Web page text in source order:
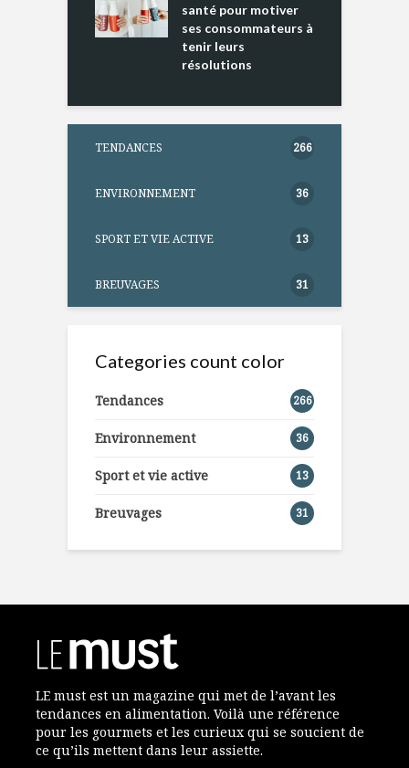
santé pour motiver
ses consommateurs à
tenir leurs
résolutions
TENDANCES 266
ENVIRONNEMENT 36
SPORT ET VIE ACTIVE 13
BREUVAGES 31
Categories count color
Tendances 266
Environnement 36
Sport et vie active 13
Breuvages 31
LE must est un magazine qui met de l’avant les
tendances en alimentation. Voilà une référence
pour les gourmets et les curieux qui se soucient de
ce qu’ils mettent dans leur assiette.